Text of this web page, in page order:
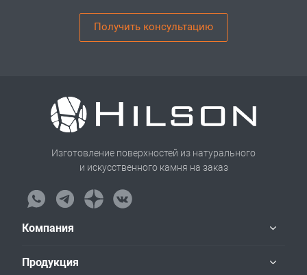
Получить консультацию
Изготовление поверхностей из натурального
и искусственного камня на заказ
Компания
Продукция